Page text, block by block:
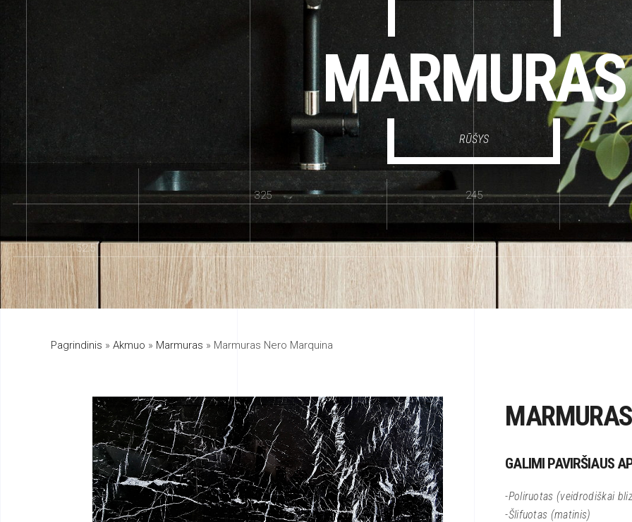
MARMURAS
RŪŠYS
245
325
895
152.5
Pagrindinis » Akmuo » Marmuras » Marmuras Nero Marquina
GALIMI PAVIRŠIAUS
-Poliruotas (veidrodiškai
-Šlifuotas (matinis)